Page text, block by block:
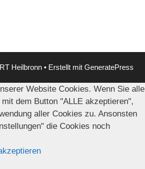
Heilbronn • Erstellt mit GeneratePress
Website Cookies. Wenn Sie alle
dem Button "ALLE akzeptieren",
aller Cookies zu. Ansonsten
die Cookies noch